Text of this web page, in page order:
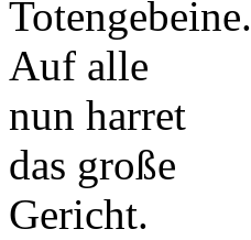
Totengebeine.
Auf alle
nun harret
das große
Gericht.